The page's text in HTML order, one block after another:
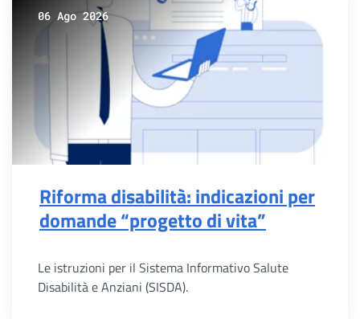
06 Ago 2026
Riforma disabilità: indicazioni per
domande “progetto di vita”
Le istruzioni per il Sistema Informativo Salute
Disabilità e Anziani (SISDA).